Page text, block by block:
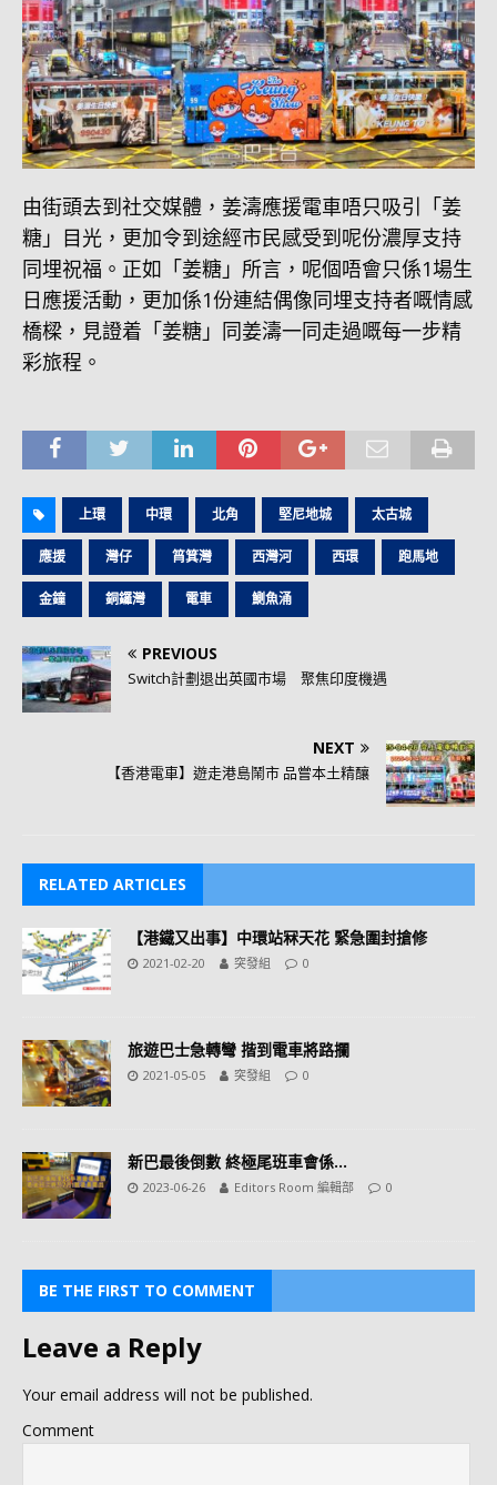
由街頭去到社交媒體，姜濤應援電車唔只吸引「姜
糖」目光，更加令到途經市民感受到呢份濃厚支持
同埋祝福。正如「姜糖」所言，呢個唔會只係1場生
日應援活動，更加係1份連結偶像同埋支持者嘅情感
橋樑，見證着「姜糖」同姜濤一同走過嘅每一步精
彩旅程。
上環 中環 北角 堅尼地城 太古城
應援 灣仔 筲箕灣 西灣河 西環 跑馬地
金鐘 銅鑼灣 電車 鰂魚涌
PREVIOUS
Switch計劃退出英國市場 聚焦印度機遇
NEXT
【香港電車】遊走港島鬧市 品嘗本土精釀
RELATED ARTICLES
【港鐵又出事】中環站冧天花 緊急圍封搶修
2021-02-20 突發組 0
旅遊巴士急轉彎 揩到電車將路攔
2021-05-05 突發組 0
新巴最後倒數 終極尾班車會係…
2023-06-26 Editors Room 編輯部 0
BE THE FIRST TO COMMENT
Leave a Reply
Your email address will not be published.
Comment